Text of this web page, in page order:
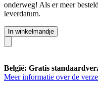
onderweg! Als er meer
leverdatum.
In winkelmandje
België: Gratis
Meer informatie over de